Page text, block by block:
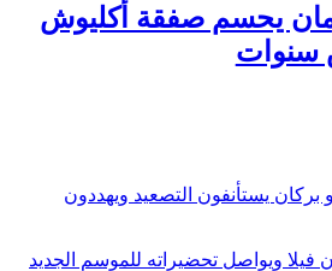
يحسم صفقة أكليوش
سنوات
يستأنفون التصعيد ويهددون
ويواصل تحضيراته للموسم الجديد